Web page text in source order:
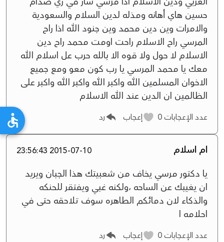
حسين هاي أهانه ومذله لدين السلام والسعودية
والامرات وين دين محمد وين جنود الله اذا راح
المرسي راح الاسلام راحت اومت محمد راح دين
الاسلام لا حول ولا قوه الا بالله حرب عل اسلام الله
معك يا محمد المرسي يا رب كون معو ومع جميع
الاخوان المسلمين الله واكبر الله واكبر الله واكبر على
الظالمين ان الدين عند الله الاسلام
عدد الإعجابات إعجاب رد
ام اسلام 2015-07-10 23:56:43
يا دكتور مرسي يخاف من شعبيتك هذا الجبان ويريد
ان يغيبك عن الساحه ،ولكنه غبي ويفتقر للحنكه
والذكاء لان دمائكم الطاهره سوف تلاحقه حتى في
احلامه ا
عدد الإعجابات إعجاب رد